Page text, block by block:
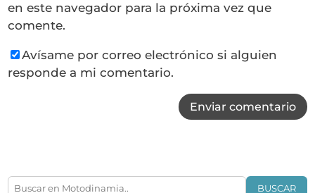
en este navegador para la próxima vez que
comente.
Avísame por correo electrónico si alguien
responde a mi comentario.
Enviar comentario
BUSCAR